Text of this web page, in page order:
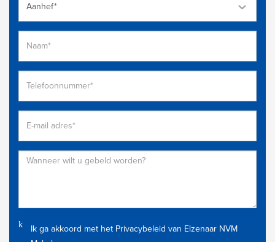
Aanhef*
Ik ga akkoord met het Privacybeleid van Elzenaar NVM